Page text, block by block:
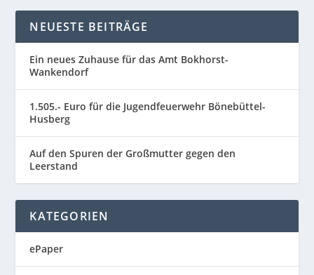
NEUESTE BEITRÄGE
Ein neues Zuhause für das Amt Bokhorst-
Wankendorf
1.505.- Euro für die Jugendfeuerwehr Bönebüttel-
Husberg
Auf den Spuren der Großmutter gegen den
Leerstand
KATEGORIEN
ePaper